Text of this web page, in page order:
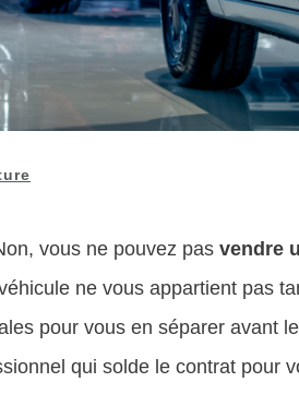
vous ne pouvez pas vendre
ne vous appartient pas
pour vous en séparer avant
qui solde le contrat pour